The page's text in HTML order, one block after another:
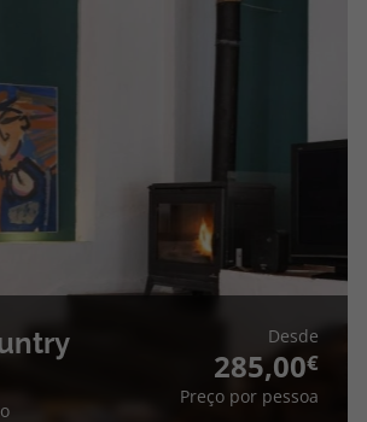
Desde
285,00
Preço por pessoa